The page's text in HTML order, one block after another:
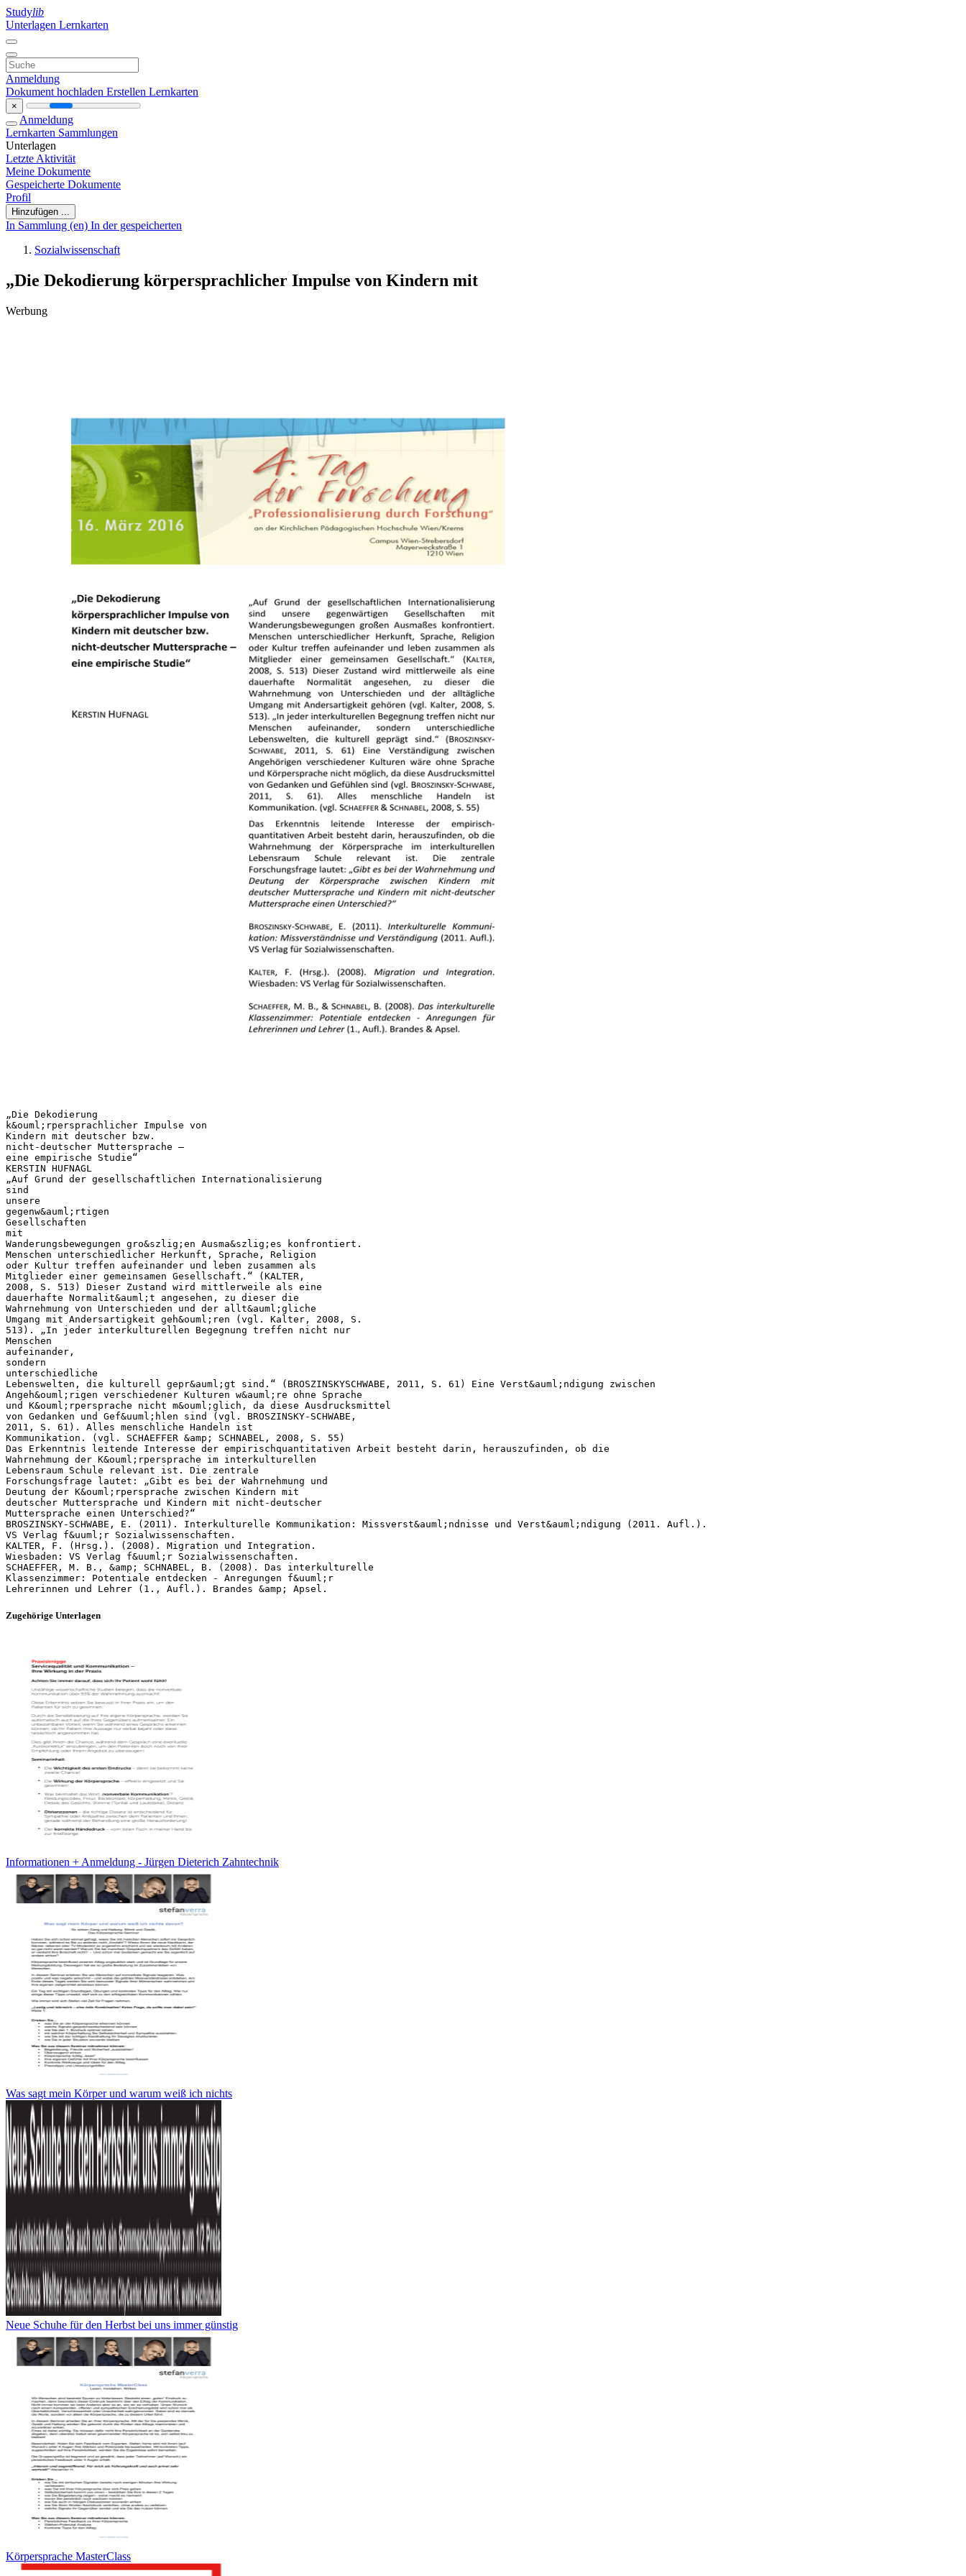
Studylib
Unterlagen Lernkarten
Anmeldung
Dokument hochladen Erstellen Lernkarten
×
Anmeldung
Lernkarten Sammlungen
Unterlagen
Letzte Aktivität
Meine Dokumente
Gespeicherte Dokumente
Profil
Hinzufügen ...
In Sammlung (en) In der gespeicherten
Sozialwissenschaft
„Die Dekodierung körpersprachlicher Impulse von Kindern mit
Werbung
„Die Dekodierung
k&ouml;rpersprachlicher Impulse von
Kindern mit deutscher bzw.
nicht-deutscher Muttersprache –
eine empirische Studie“
KERSTIN HUFNAGL
„Auf Grund der gesellschaftlichen Internationalisierung
sind
unsere
gegenw&auml;rtigen
Gesellschaften
mit
Wanderungsbewegungen gro&szlig;en Ausma&szlig;es konfrontiert.
Menschen unterschiedlicher Herkunft, Sprache, Religion
oder Kultur treffen aufeinander und leben zusammen als
Mitglieder einer gemeinsamen Gesellschaft.“ (KALTER,
2008, S. 513) Dieser Zustand wird mittlerweile als eine
dauerhafte Normalit&auml;t angesehen, zu dieser die
Wahrnehmung von Unterschieden und der allt&auml;gliche
Umgang mit Andersartigkeit geh&ouml;ren (vgl. Kalter, 2008, S.
513). „In jeder interkulturellen Begegnung treffen nicht nur
Menschen
aufeinander,
sondern
unterschiedliche
Lebenswelten, die kulturell gepr&auml;gt sind.“ (BROSZINSKYSCHWABE, 2011, S. 61) Eine Verst&auml;ndigung zwischen
Angeh&ouml;rigen verschiedener Kulturen w&auml;re ohne Sprache
und K&ouml;rpersprache nicht m&ouml;glich, da diese Ausdrucksmittel
von Gedanken und Gef&uuml;hlen sind (vgl. BROSZINSKY-SCHWABE,
2011, S. 61). Alles menschliche Handeln ist
Kommunikation. (vgl. SCHAEFFER &amp; SCHNABEL, 2008, S. 55)
Das Erkenntnis leitende Interesse der empirischquantitativen Arbeit besteht darin, herauszufinden, ob die
Wahrnehmung der K&ouml;rpersprache im interkulturellen
Lebensraum Schule relevant ist. Die zentrale
Forschungsfrage lautet: „Gibt es bei der Wahrnehmung und
Deutung der K&ouml;rpersprache zwischen Kindern mit
deutscher Muttersprache und Kindern mit nicht-deutscher
Muttersprache einen Unterschied?“
BROSZINSKY-SCHWABE, E. (2011). Interkulturelle Kommunikation: Missverst&auml;ndnisse und Verst&auml;ndigung (2011. Aufl.).
VS Verlag f&uuml;r Sozialwissenschaften.
KALTER, F. (Hrsg.). (2008). Migration und Integration.
Wiesbaden: VS Verlag f&uuml;r Sozialwissenschaften.
SCHAEFFER, M. B., &amp; SCHNABEL, B. (2008). Das interkulturelle
Klassenzimmer: Potentiale entdecken - Anregungen f&uuml;r
Zugehörige Unterlagen
Informationen + Anmeldung - Jürgen Dieterich Zahntechnik
Was sagt mein Körper und warum weiß ich nichts
Neue Schuhe für den Herbst bei uns immer günstig
Körpersprache MasterClass